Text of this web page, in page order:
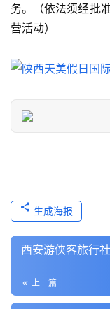
景
点
旅
信
息
化
导
游
家
务。（依法须经批
营活动）
生成海报
西安游侠客旅行
上一篇